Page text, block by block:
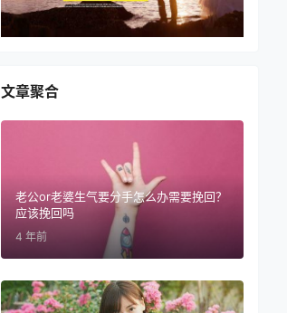
文章聚合
老公or老婆生气要分手怎么办需要挽回？
应该挽回吗
4 年前